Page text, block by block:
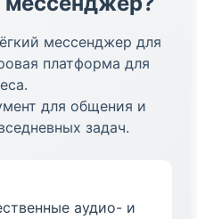
мессенджер для
платформа для
для общения и
задач.
аудио- и